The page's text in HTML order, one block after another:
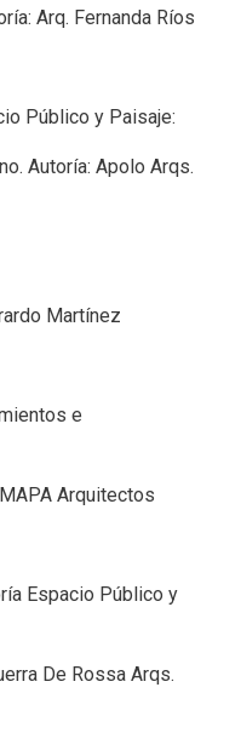
Arq. Fernanda Ríos
Público y Paisaje:
Autoría: Apolo Arqs.
Martínez
e
Arquitectos
Espacio Público y
De Rossa Arqs.